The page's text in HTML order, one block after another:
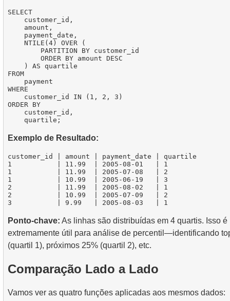
SELECT
    customer_id,
    amount,
    payment_date,
    NTILE(4) OVER (
        PARTITION BY customer_id
        ORDER BY amount DESC
    ) AS quartile
FROM
    payment
WHERE
    customer_id IN (1, 2, 3)
ORDER BY
    customer_id,
Exemplo de Resultado:
customer_id | amount | payment_date | quartile
1           | 11.99  | 2005-08-01   | 1
1           | 11.99  | 2005-07-08   | 2
1           | 10.99  | 2005-06-19   | 3
2           | 11.99  | 2005-08-02   | 1
2           | 10.99  | 2005-07-09   | 2
Ponto-chave: As linhas são distribuídas em 4 quartis. Isso é
extremamente útil para análise de percentil—identificando
(quartil 1), próximos 25% (quartil 2), etc.
Comparação Lado a Lado
Vamos ver as quatro funções aplicadas aos mesmos dados: